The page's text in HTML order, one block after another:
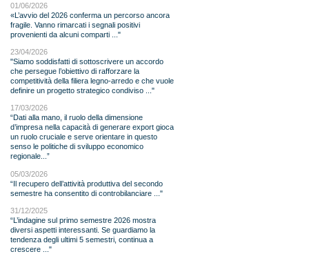
01/06/2026
«L’avvio del 2026 conferma un percorso ancora
fragile. Vanno rimarcati i segnali positivi
provenienti da alcuni comparti ..."
23/04/2026
"Siamo soddisfatti di sottoscrivere un accordo
che persegue l’obiettivo di rafforzare la
competitività della filiera legno-arredo e che vuole
definire un progetto strategico condiviso ..."
17/03/2026
“Dati alla mano, il ruolo della dimensione
d’impresa nella capacità di generare export gioca
un ruolo cruciale e serve orientare in questo
senso le politiche di sviluppo economico
regionale...”
05/03/2026
“Il recupero dell’attività produttiva del secondo
semestre ha consentito di controbilanciare ..."
31/12/2025
“L’indagine sul primo semestre 2026 mostra
diversi aspetti interessanti. Se guardiamo la
tendenza degli ultimi 5 semestri, continua a
crescere ..."